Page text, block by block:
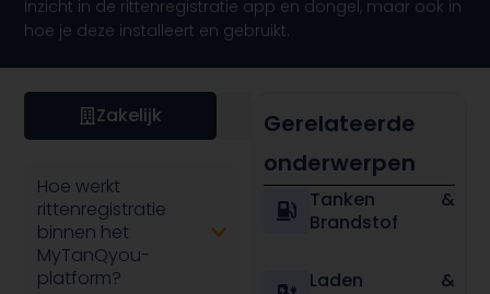
Inzicht in de rittenregistratie app en dongel, maar ook in
hoe je deze installeert en gebruikt.
Zakelijk Particulier
Hoe werkt
rittenregistratie
binnen het
MyTanQyou-
platform?
Gerelateerde
onderwerpen
Tanken &
Brandstof
Laden &